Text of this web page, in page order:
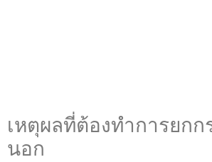
เหตุผลที่ต้องทำการยก
นอก